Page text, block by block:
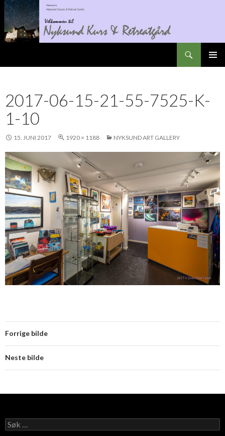
2017-06-15-21-55-7525-K-
1-10
15. JUNI 2017 1920 × 1188 NYKSUND ART GALLERY
Forrige bilde
Neste bilde
Søk
etter: